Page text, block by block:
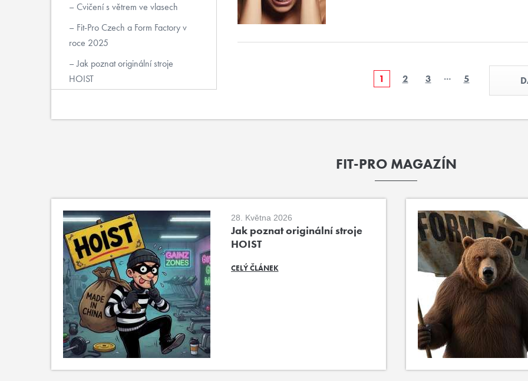
1 2 3 … 5
Cvičení s větrem ve vlasech
Fit-Pro Czech a Form Factory v
roce 2025
Jak poznat originální stroje
HOIST
FIT-PRO MAGAZÍN
28. Května 2026
Jak poznat originální stroje
HOIST
CELÝ ČLÁNEK